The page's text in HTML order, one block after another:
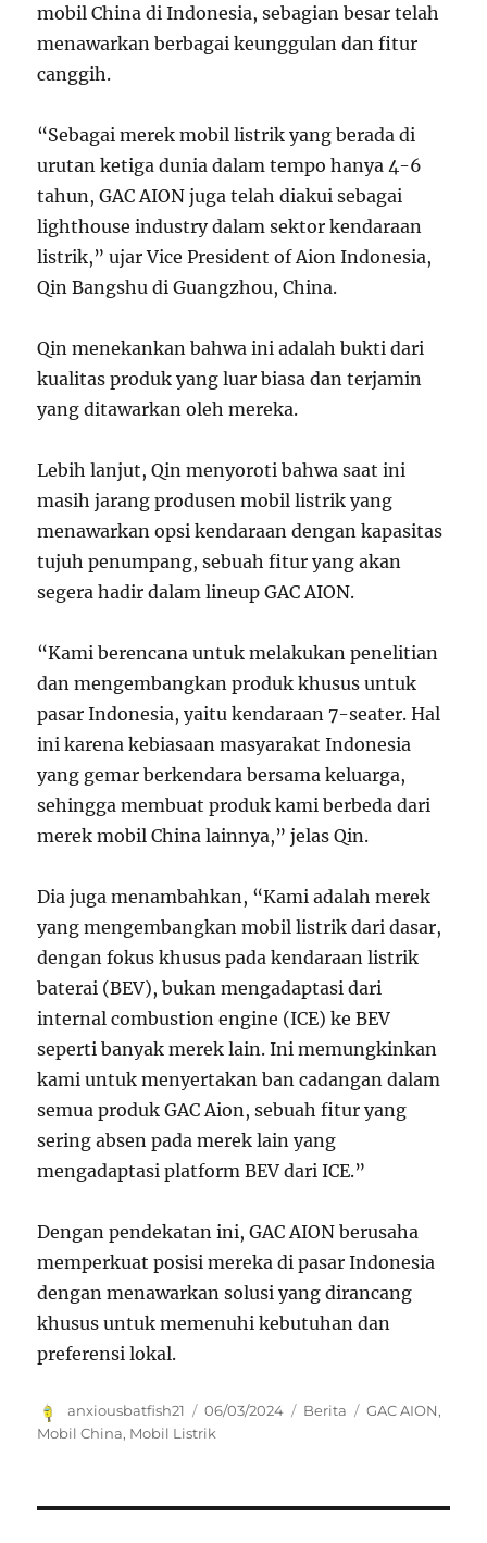
mobil China di Indonesia, sebagian besar telah
menawarkan berbagai keunggulan dan fitur
canggih.
“Sebagai merek mobil listrik yang berada di
urutan ketiga dunia dalam tempo hanya 4-6
tahun, GAC AION juga telah diakui sebagai
lighthouse industry dalam sektor kendaraan
listrik,” ujar Vice President of Aion Indonesia,
Qin Bangshu di Guangzhou, China.
Qin menekankan bahwa ini adalah bukti dari
kualitas produk yang luar biasa dan terjamin
yang ditawarkan oleh mereka.
Lebih lanjut, Qin menyoroti bahwa saat ini
masih jarang produsen mobil listrik yang
menawarkan opsi kendaraan dengan kapasitas
tujuh penumpang, sebuah fitur yang akan
segera hadir dalam lineup GAC AION.
“Kami berencana untuk melakukan penelitian
dan mengembangkan produk khusus untuk
pasar Indonesia, yaitu kendaraan 7-seater. Hal
ini karena kebiasaan masyarakat Indonesia
yang gemar berkendara bersama keluarga,
sehingga membuat produk kami berbeda dari
merek mobil China lainnya,” jelas Qin.
Dia juga menambahkan, “Kami adalah merek
yang mengembangkan mobil listrik dari dasar,
dengan fokus khusus pada kendaraan listrik
baterai (BEV), bukan mengadaptasi dari
internal combustion engine (ICE) ke BEV
seperti banyak merek lain. Ini memungkinkan
kami untuk menyertakan ban cadangan dalam
semua produk GAC Aion, sebuah fitur yang
sering absen pada merek lain yang
mengadaptasi platform BEV dari ICE.”
Dengan pendekatan ini, GAC AION berusaha
memperkuat posisi mereka di pasar Indonesia
dengan menawarkan solusi yang dirancang
khusus untuk memenuhi kebutuhan dan
preferensi lokal.
Author
anxiousbatfish21
Posted
on
06/03/2024 Categories
Berita Tags
GAC AION,
Mobil China, Mobil Listrik